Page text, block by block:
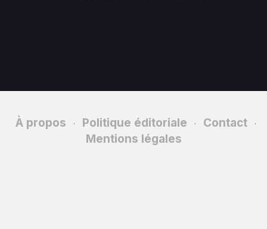
À propos · Politique éditoriale · Contact ·
Mentions légales